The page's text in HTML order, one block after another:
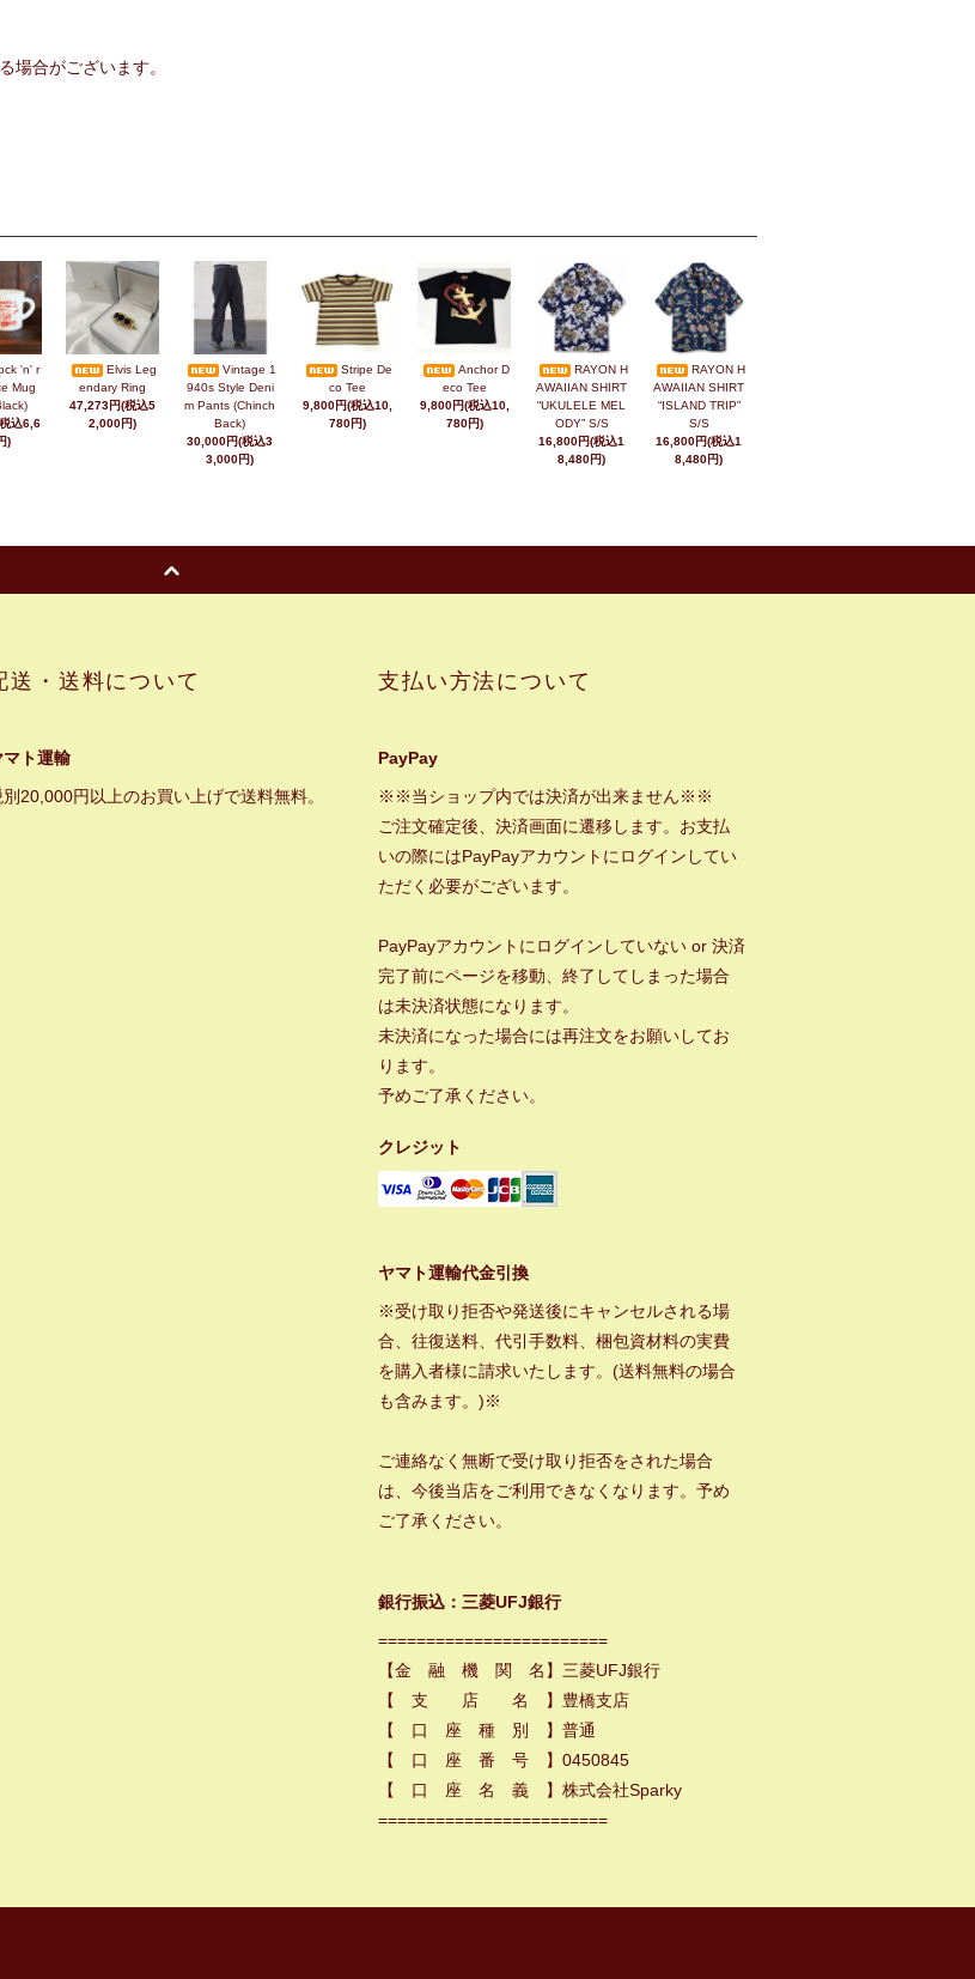
場合がございます。
'n' r
Mug
込6,6
)
Elvis Leg
endary Ring
47,273円(税込5
2,000円)
Vintage 1
940s Style Deni
m Pants (Chinch
Back)
30,000円(税込3
3,000円)
Stripe De
co Tee
9,800円(税込10,
780円)
Anchor D
eco Tee
9,800円(税込10,
780円)
RAYON H
AWAIIAN SHIRT
“UKULELE MEL
ODY” S/S
16,800円(税込1
8,480円)
RAYON H
AWAIIAN SHIRT
“ISLAND TRIP”
S/S
16,800円(税込1
8,480円)
送・送料について
マト運輸
別20,000円以上のお買い上げで送料無料。
支払い方法について
PayPay
※※当ショップ内では決済が出来ません※※
ご注文確定後、決済画面に遷移します。お支払
いの際にはPayPayアカウントにログインしてい
ただく必要がございます。
PayPayアカウントにログインしていない or 決済
完了前にページを移動、終了してしまった場合
は未決済状態になります。
未決済になった場合には再注文をお願いしてお
ります。
予めご了承ください。
クレジット
ヤマト運輸代金引換
※受け取り拒否や発送後にキャンセルされる場
合、往復送料、代引手数料、梱包資材料の実費
を購入者様に請求いたします。(送料無料の場合
も含みます。)※
ご連絡なく無断で受け取り拒否をされた場合
は、今後当店をご利用できなくなります。予め
ご了承ください。
銀行振込：三菱UFJ銀行
========================
【金 融 機 関 名】三菱UFJ銀行
【 支 店 名 】豊橋支店
【 口 座 種 別 】普通
【 口 座 番 号 】0450845
【 口 座 名 義 】株式会社Sparky
========================